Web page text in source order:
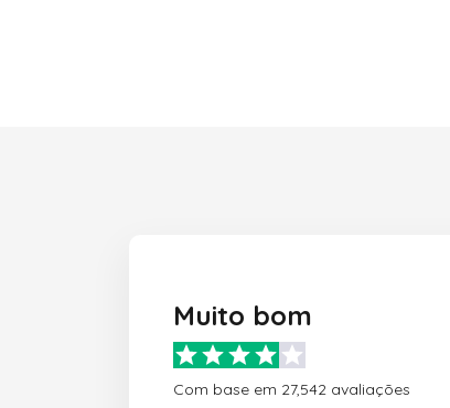
Muito bom
Com base em 27,542 avaliações